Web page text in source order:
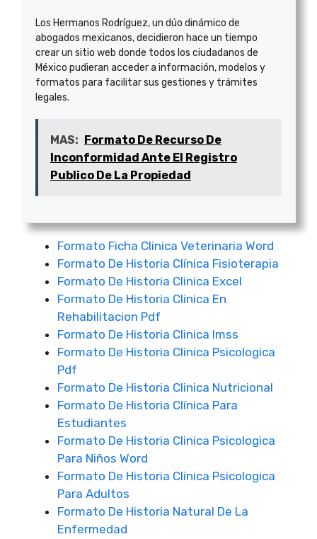
Los Hermanos Rodríguez, un dúo dinámico de
abogados mexicanos, decidieron hace un tiempo
crear un sitio web donde todos los ciudadanos de
México pudieran acceder a información, modelos y
formatos para facilitar sus gestiones y trámites
legales.
MAS: Formato De Recurso De
Inconformidad Ante El Registro
Publico De La Propiedad
Formato Ficha Clinica Veterinaria Word
Formato De Historia Clínica Fisioterapia
Formato De Historia Clinica Excel
Formato De Historia Clinica En
Rehabilitacion Pdf
Formato De Historia Clinica Imss
Formato De Historia Clinica Psicologica
Pdf
Formato De Historia Clinica Nutricional
Formato De Historia Clínica Para
Estudiantes
Formato De Historia Clinica Psicologica
Para Niños Word
Formato De Historia Clinica Psicologica
Para Adultos
Formato De Historia Natural De La
Enfermedad